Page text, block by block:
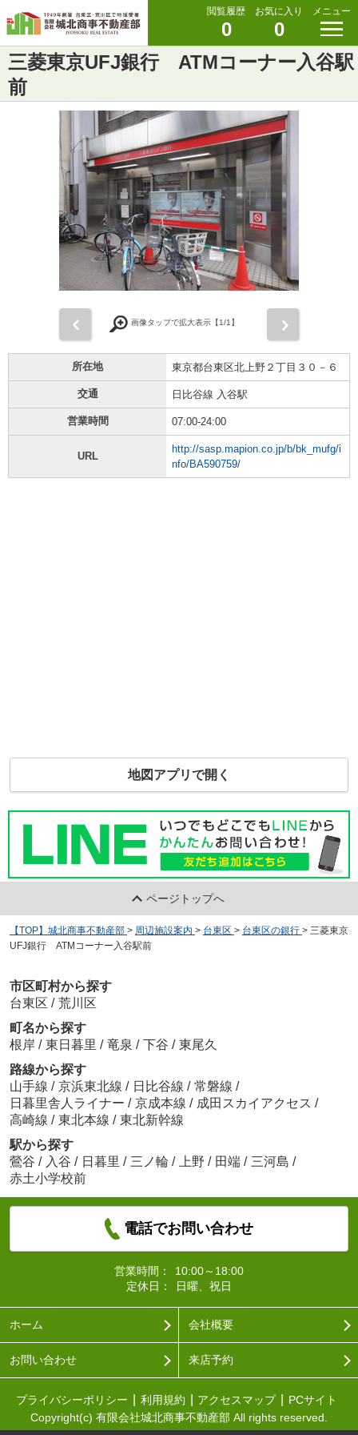
閲覧履歴
0
お気に入り
0
メニュー
三菱東京UFJ銀行 ATMコーナー入谷駅
前
画像タップで拡大表示【1/1】
所在地 東京都台東区北上野２丁目３０－６
交通 日比谷線 入谷駅
営業時間 07:00-24:00
URL
http://sasp.mapion.co.jp/b/bk_mufg/i
nfo/BA590759/
地図アプリで開く
ページトップへ
【TOP】城北商事不動産部 > 周辺施設案内 > 台東区 > 台東区の銀行 > 三菱東京
UFJ銀行 ATMコーナー入谷駅前
市区町村から探す
台東区 / 荒川区
町名から探す
根岸 / 東日暮里 / 竜泉 / 下谷 / 東尾久
路線から探す
山手線 / 京浜東北線 / 日比谷線 / 常磐線 /
日暮里舎人ライナー / 京成本線 / 成田スカイアクセス /
高崎線 / 東北本線 / 東北新幹線
駅から探す
鶯谷 / 入谷 / 日暮里 / 三ノ輪 / 上野 / 田端 / 三河島 /
赤土小学校前
電話でお問い合わせ
営業時間：
10:00～18:00
定休日：
日曜、祝日
ホーム 会社概要
お問い合わせ 来店予約
プライバシーポリシー 利用規約 アクセスマップ
PCサイト
Copyright(c) 有限会社城北商事不動産部 All rights reserved.